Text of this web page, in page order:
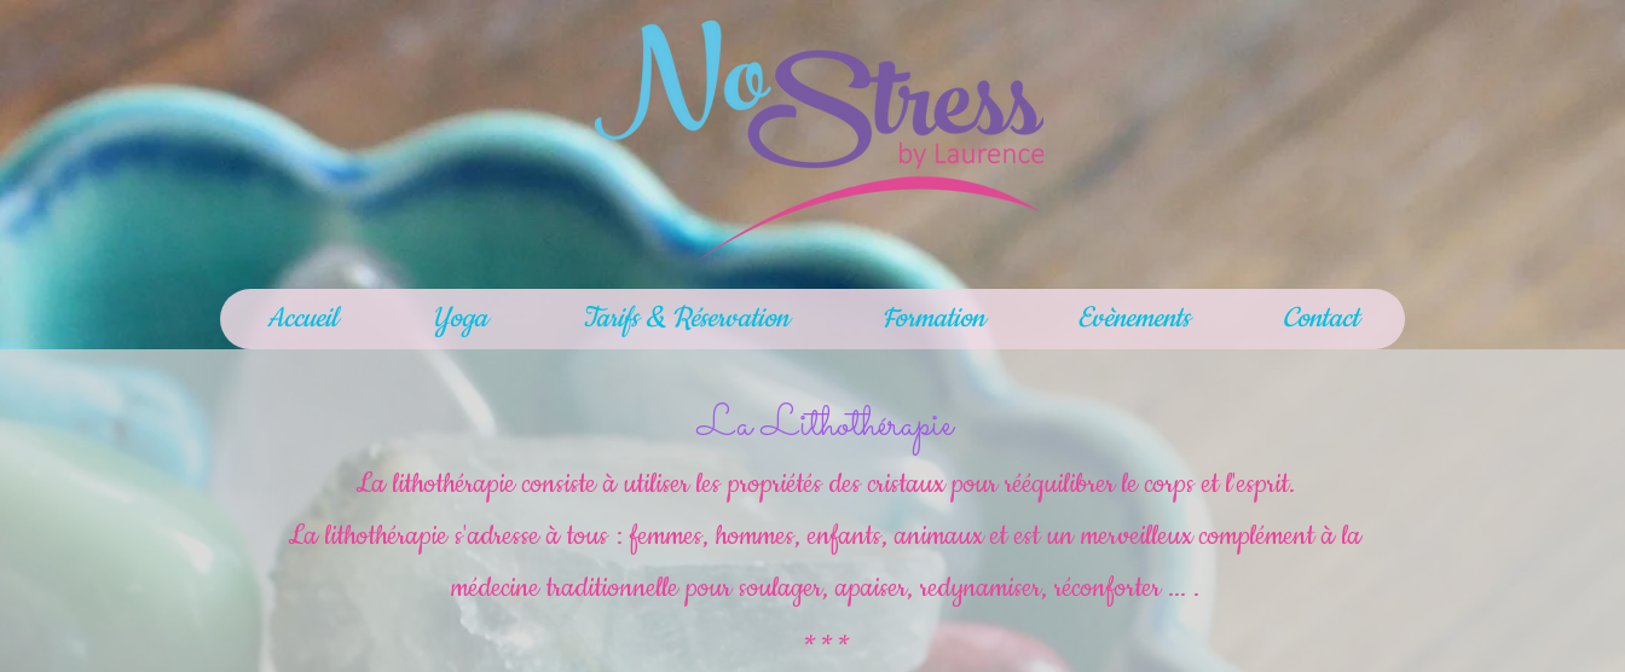
Accueil Yoga Tarifs & Réservation Formation Evènements Contact
La Lithothérapie
La lithothérapie consiste à utiliser les propriétés des cristaux pour rééquilibrer le corps et l'esprit.
La lithothérapie s'adresse à tous : femmes, hommes, enfants, animaux et est un merveilleux complément à la
médecine traditionnelle pour soulager, apaiser, redynamiser, réconforter ... .
* * *